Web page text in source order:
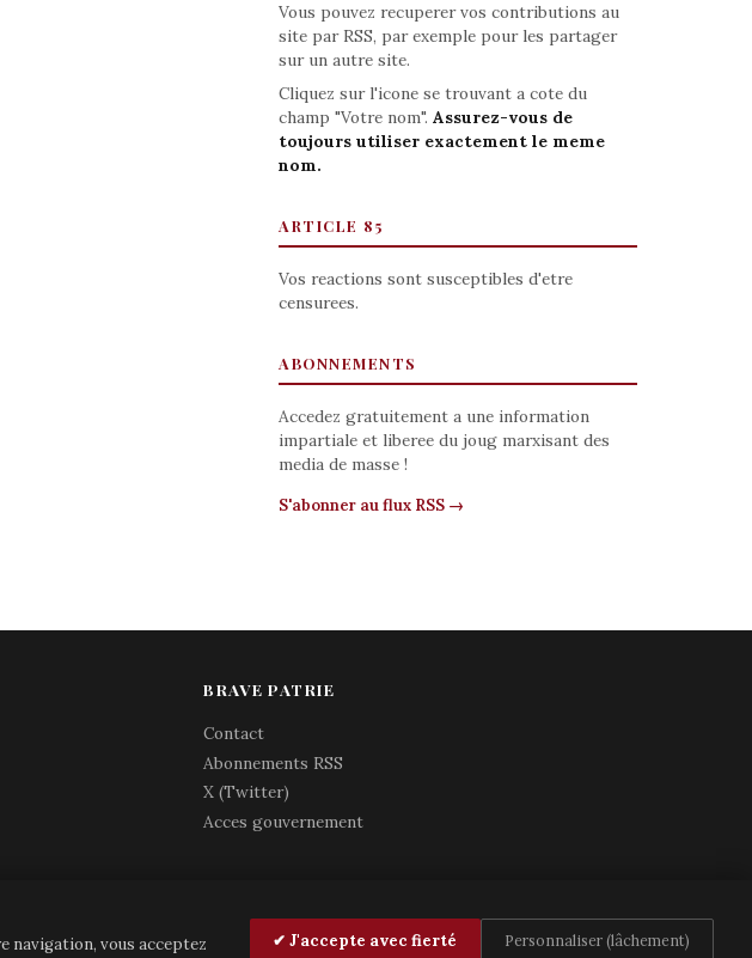
Vous pouvez recuperer vos contributions au
site par RSS, par exemple pour les partager
sur un autre site.
Cliquez sur l'icone se trouvant a cote du
champ "Votre nom". Assurez-vous de
toujours utiliser exactement le meme
nom.
ARTICLE 85
Vos reactions sont susceptibles d'etre
censurees.
ABONNEMENTS
Accedez gratuitement a une information
impartiale et liberee du joug marxisant des
media de masse !
S'abonner au flux RSS →
BRAVE PATRIE
Contact
Abonnements RSS
X (Twitter)
Acces gouvernement
—
navigation, vous acceptez
✔ J'accepte avec fierté Personnaliser (lâchement)